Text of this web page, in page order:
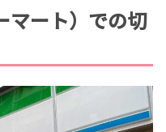
マート）での切